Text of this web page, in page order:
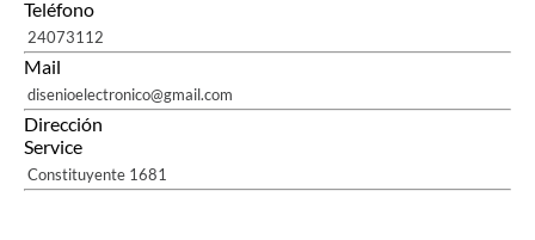
Teléfono
24073112
Mail
disenioelectronico@gmail.com
Dirección
Service
Constituyente 1681